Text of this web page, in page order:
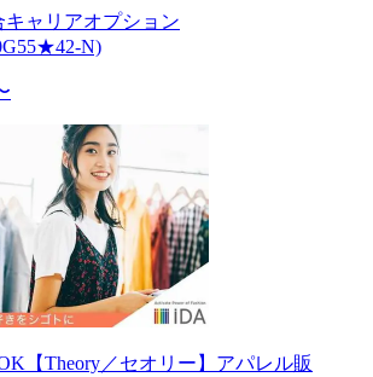
ャリアオプション
N)
【Theory／セオリー】アパレル販